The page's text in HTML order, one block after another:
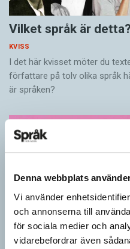
Denna webbplats
Vi använder
och annonserna till
för sociala medier och
vidarebefordrar även
Vilket språk är
KVISS
I det här kvisset möter du
författare på tolv olika språk
är språken?